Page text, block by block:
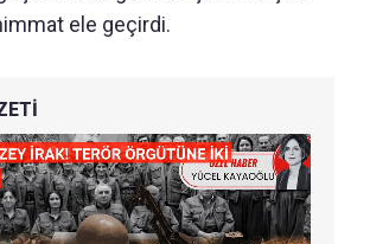
ele geçirdi.